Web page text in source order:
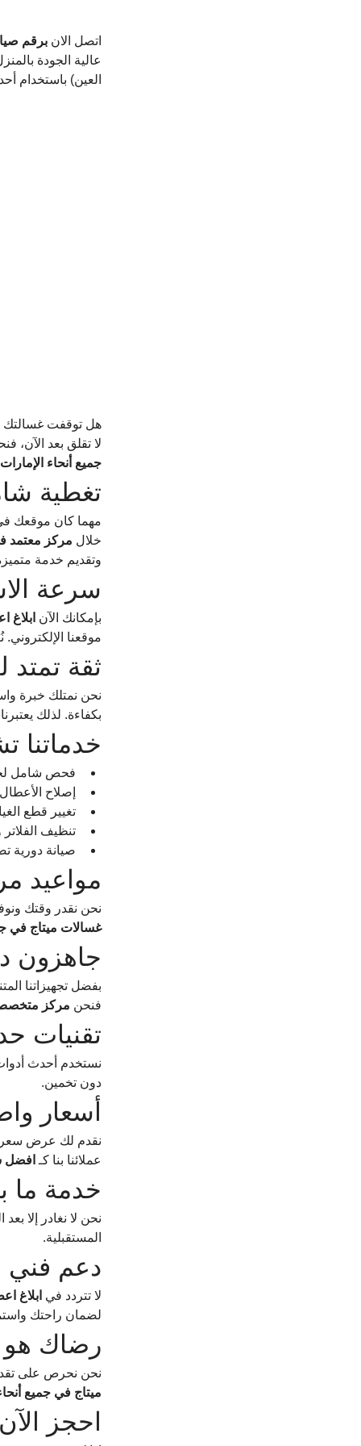
اتصل الان برقم
عالية الجودة
العين) باستخدام
هل توقفت غسالتك
لا تقلق بعد الآن،
جميع أنحاء الإمارات
تغطية
مهما كان موقعك في
خلال مركز معتمد
وتقديم خدمة
سرعة
بإمكانك الآن ابلاغ
موقعنا
ثقة
نحن نمتلك خبرة
بكفاءة. لذلك
خدماتنا
فحص شامل
إصلاح الأعطال
تغيير قطع الغيار
تنظيف
صيانة دورية
مواعيد
نحن نقدر وقتك
غسالات ميتاج في
جاهزون
بفضل تجهيزاتنا
فنحن مركز متخصص
تقنيات
نستخدم أحدث
دون تخمين.
أسعار
نقدم لك عرض سعر
عملائنا بنا كـ افضل
خدمة ما
نحن لا نغادر إلا
المستقبلية.
دعم فني
لا تتردد في ابلاغ
لضمان راحتك
رضاك هو
نحن نحرص على
ميتاج في جميع
احجز